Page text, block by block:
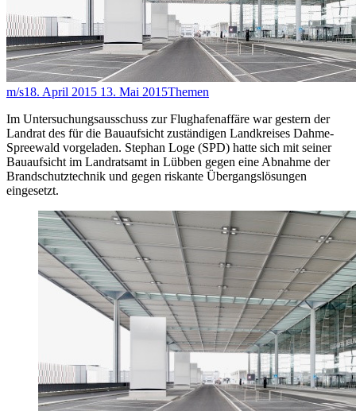
m/s18. April 2015 13. Mai 2015Themen
Im Untersuchungsausschuss zur Flughafenaffäre war gestern der
Landrat des für die Bauaufsicht zuständigen Landkreises Dahme-
Spreewald vorgeladen. Stephan Loge (SPD) hatte sich mit seiner
Bauaufsicht im Landratsamt in Lübben gegen eine Abnahme der
Brandschutztechnik und gegen riskante Übergangslösungen
eingesetzt.